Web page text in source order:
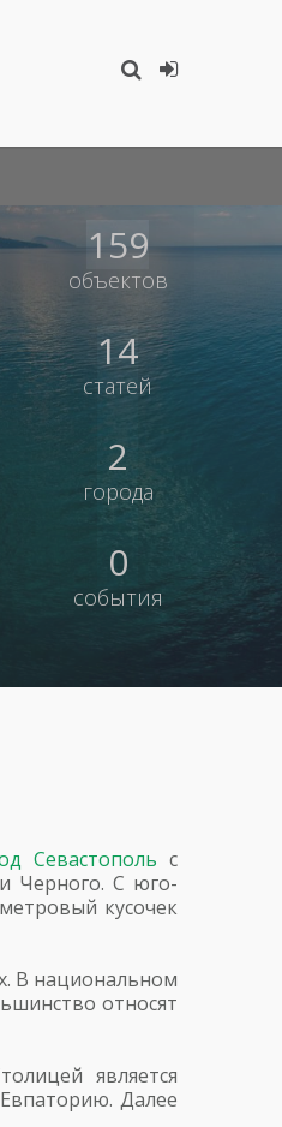
159
объектов
14
статей
2
города
0
события
Севастополь с
Черного. С юго-
кусочек
В национальном
относят
является
Далее